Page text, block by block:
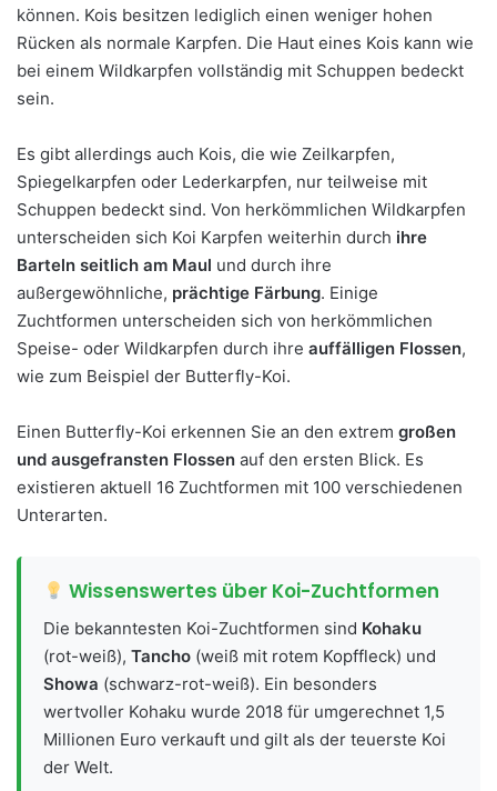
können. Kois besitzen lediglich einen weniger hohen
Rücken als normale Karpfen. Die Haut eines Kois kann wie
bei einem Wildkarpfen vollständig mit Schuppen bedeckt
sein.
Es gibt allerdings auch Kois, die wie Zeilkarpfen,
Spiegelkarpfen oder Lederkarpfen, nur teilweise mit
Schuppen bedeckt sind. Von herkömmlichen Wildkarpfen
unterscheiden sich Koi Karpfen weiterhin durch ihre
Barteln seitlich am Maul und durch ihre
außergewöhnliche, prächtige Färbung. Einige
Zuchtformen unterscheiden sich von herkömmlichen
Speise- oder Wildkarpfen durch ihre auffälligen Flossen,
wie zum Beispiel der Butterfly-Koi.
Einen Butterfly-Koi erkennen Sie an den extrem großen
und ausgefransten Flossen auf den ersten Blick. Es
existieren aktuell 16 Zuchtformen mit 100 verschiedenen
Unterarten.
Wissenswertes über Koi-Zuchtformen
Die bekanntesten Koi-Zuchtformen sind Kohaku
(rot-weiß), Tancho (weiß mit rotem Kopffleck) und
Showa (schwarz-rot-weiß). Ein besonders
wertvoller Kohaku wurde 2018 für umgerechnet 1,5
Millionen Euro verkauft und gilt als der teuerste Koi
der Welt.